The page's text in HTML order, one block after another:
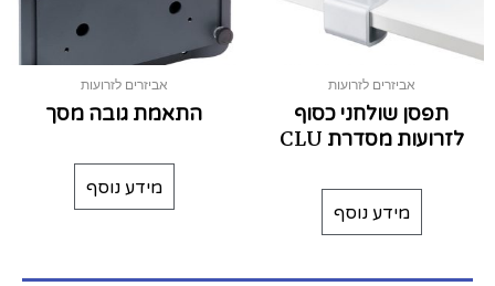
אביזרים לזרועות
תפסן שולחני כסוף
לזרועות מסדרת CLU
מידע נוסף
אביזרים לזרועות
התאמת גובה מסך
מידע נוסף